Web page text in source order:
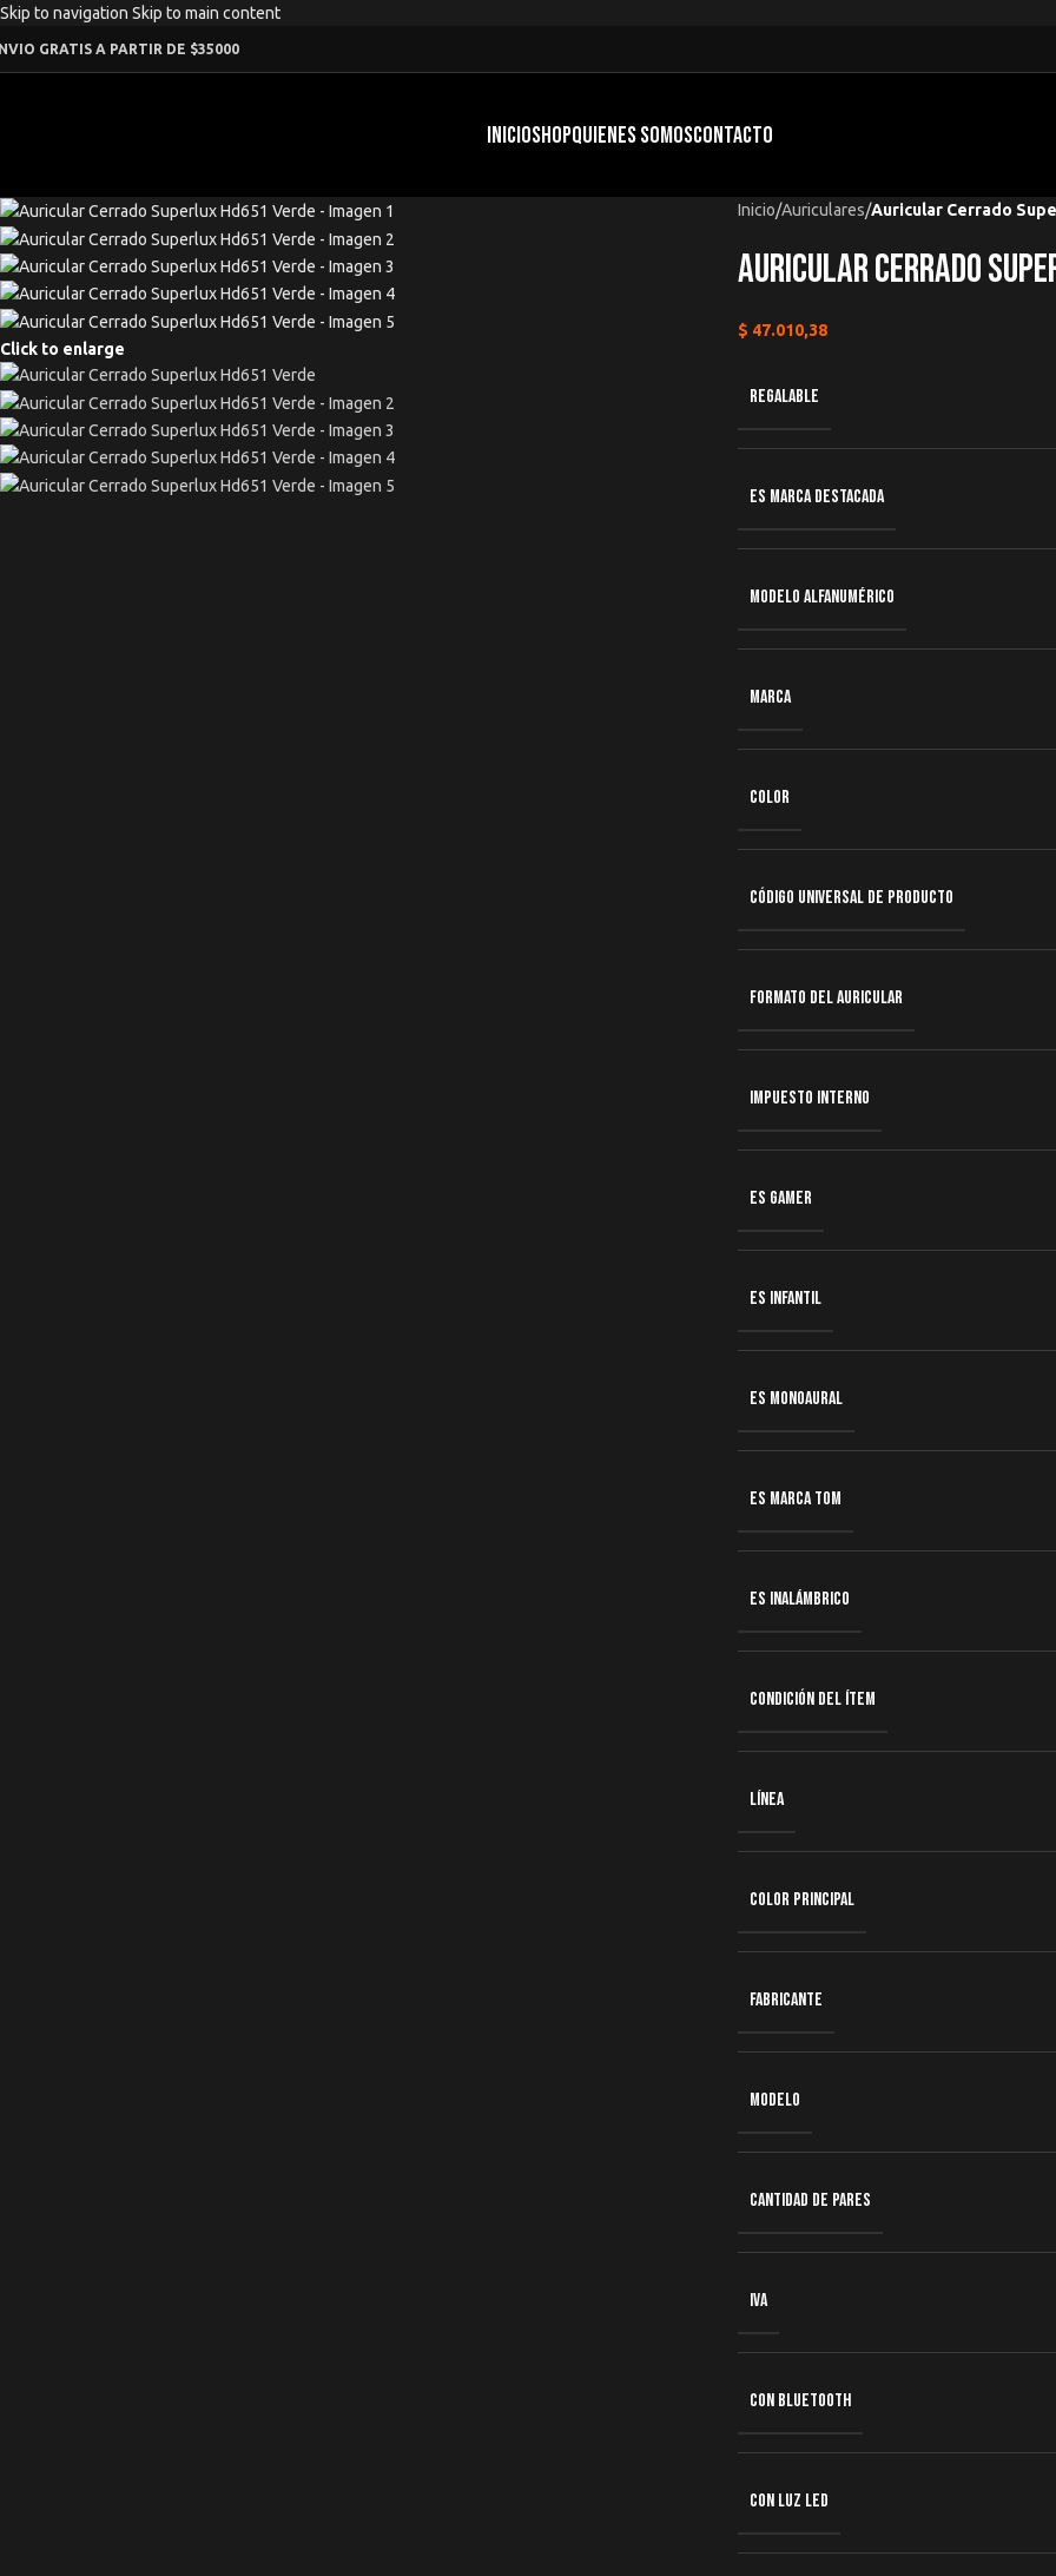
Skip to navigation Skip to main content
GRATIS A PARTIR DE $35000
INICIOSHOPQUIENES SOMOSCONTACTO
Click to enlarge
Inicio/Auriculares/Auricular Cerrado
Auricular Cerrado
$ 47.010,38
REGALABLE
ES MARCA DESTACADA
MODELO ALFANUMÉRICO
MARCA
COLOR
CÓDIGO UNIVERSAL DE PRODUCTO
FORMATO DEL AURICULAR
IMPUESTO INTERNO
ES GAMER
ES INFANTIL
ES MONOAURAL
ES MARCA TOM
ES INALÁMBRICO
CONDICIÓN DEL ÍTEM
LÍNEA
COLOR PRINCIPAL
FABRICANTE
MODELO
CANTIDAD DE PARES
IVA
CON BLUETOOTH
CON LUZ LED